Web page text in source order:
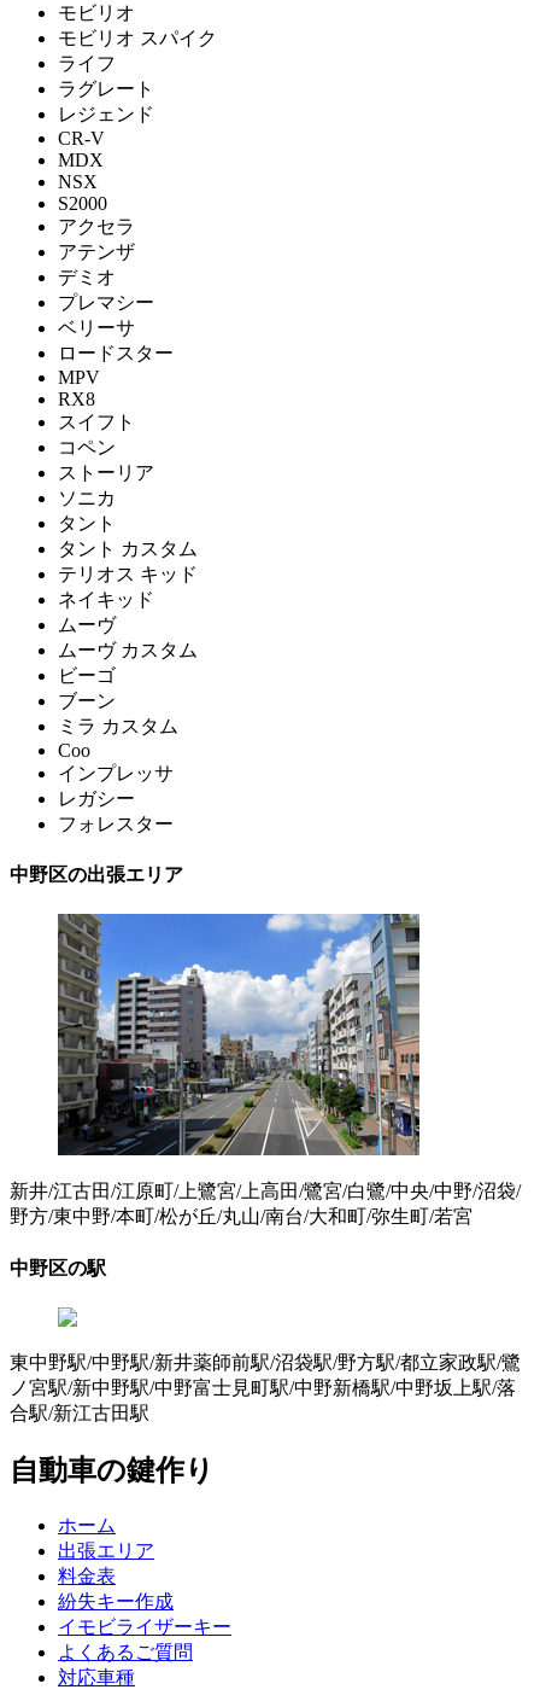
モビリオ
モビリオ スパイク
ライフ
ラグレート
レジェンド
CR-V
MDX
NSX
S2000
アクセラ
アテンザ
デミオ
プレマシー
ベリーサ
ロードスター
MPV
RX8
スイフト
コペン
ストーリア
ソニカ
タント
タント カスタム
テリオス キッド
ネイキッド
ムーヴ
ムーヴ カスタム
ビーゴ
ブーン
ミラ カスタム
Coo
インプレッサ
レガシー
フォレスター
中野区の出張エリア
新井/江古田/江原町/上鷺宮/上高田/鷺宮/白鷺/中央/中野/沼袋/
野方/東中野/本町/松が丘/丸山/南台/大和町/弥生町/若宮
中野区の駅
東中野駅/中野駅/新井薬師前駅/沼袋駅/野方駅/都立家政駅/鷺
ノ宮駅/新中野駅/中野富士見町駅/中野新橋駅/中野坂上駅/落
合駅/新江古田駅
自動車の鍵作り
ホーム
出張エリア
料金表
紛失キー作成
イモビライザーキー
よくあるご質問
対応車種